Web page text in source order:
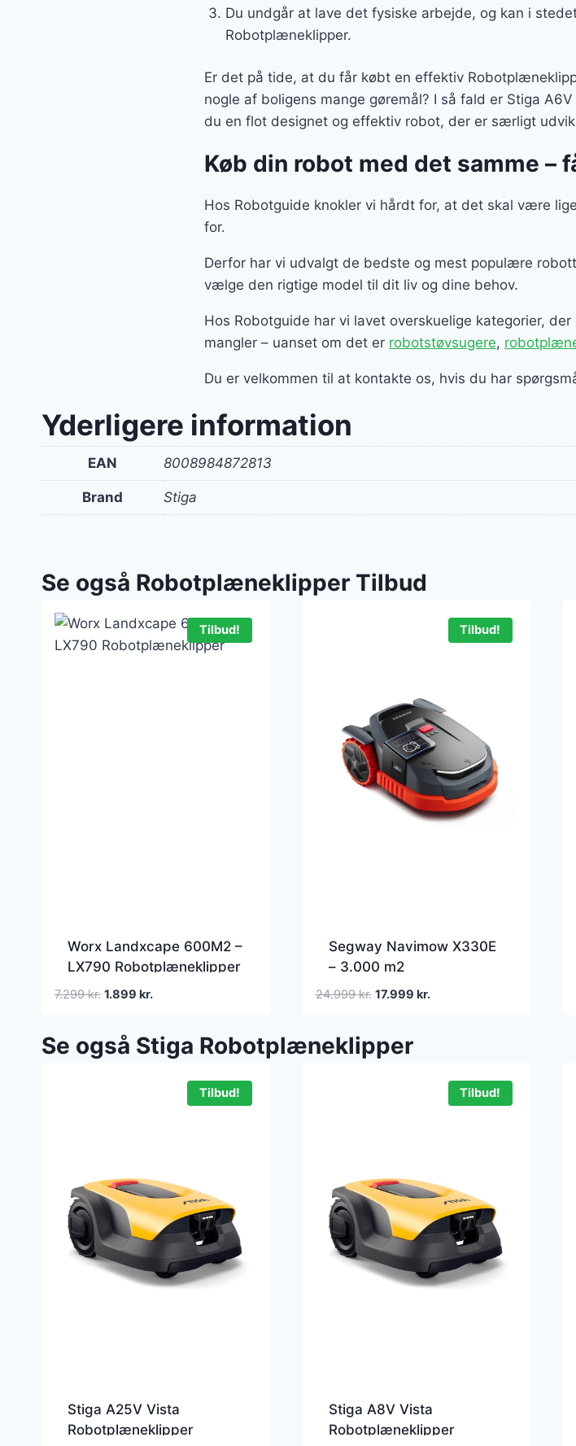
Du undgår at lave det fysiske arbejde, og kan i
Robotplæneklipper.
Er det på tide, at du får købt en effektiv
nogle af boligens mange gøremål? I så fald er Stiga
du en flot designet og effektiv robot, der er særligt
Køb din robot med det samme –
Hos Robotguide knokler vi hårdt for, at det skal være
for.
Derfor har vi udvalgt de bedste og mest populære
vælge den rigtige model til dit liv og dine behov.
Hos Robotguide har vi lavet overskuelige kategorier,
mangler – uanset om det er robotstøvsugere,
Du er velkommen til at kontakte os, hvis du har
Yderligere information
EAN 8008984872813
Brand Stiga
Se også Robotplæneklipper Tilbud
Tilbud!
Worx Landxcape 600M2 –
LX790 Robotplæneklipper
7.299kr. Den
pris
var:
1.899 kr.Den
er:
Tilbud!
Segway Navimow X330E
– 3.000 m2
Robotplæneklipper
24.999kr. Den
var:
17.999 kr.Den
Se også Stiga Robotplæneklipper
Tilbud!
Stiga A25V Vista
Robotplæneklipper
Tilbud!
Stiga A8V Vista
Robotplæneklipper